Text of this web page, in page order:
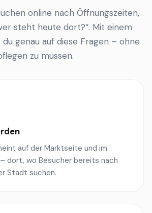
online nach Öffnungszeiten,
steht heute dort?“. Mit einem
genau auf diese Fragen – ohne
zu müssen.
auf der Marktseite und im
dort, wo Besucher bereits nach
Stadt suchen.